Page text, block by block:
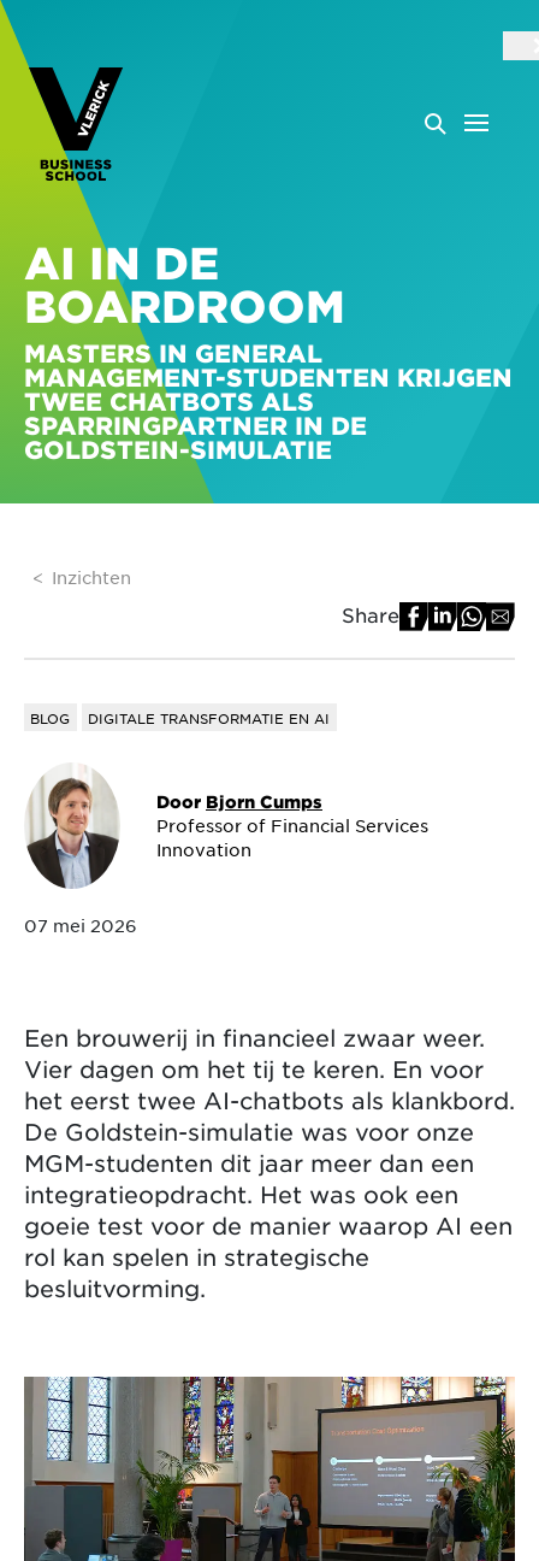
AI IN DE
BOARDROOM
MASTERS IN GENERAL
MANAGEMENT-STUDENTEN KRIJGEN
TWEE CHATBOTS ALS
SPARRINGPARTNER IN DE
GOLDSTEIN-SIMULATIE
Inzichten
Share
BLOG DIGITALE TRANSFORMATIE EN AI
Door Bjorn Cumps
Professor of Financial Services
Innovation
07 mei 2026
Een brouwerij in financieel zwaar weer.
Vier dagen om het tij te keren. En voor
het eerst twee AI-chatbots als klankbord.
De Goldstein-simulatie was voor onze
MGM-studenten dit jaar meer dan een
integratieopdracht. Het was ook een
goeie test voor de manier waarop AI een
rol kan spelen in strategische
besluitvorming.